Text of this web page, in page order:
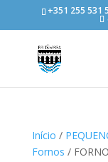
+351 255 531
Início /
Fornos /